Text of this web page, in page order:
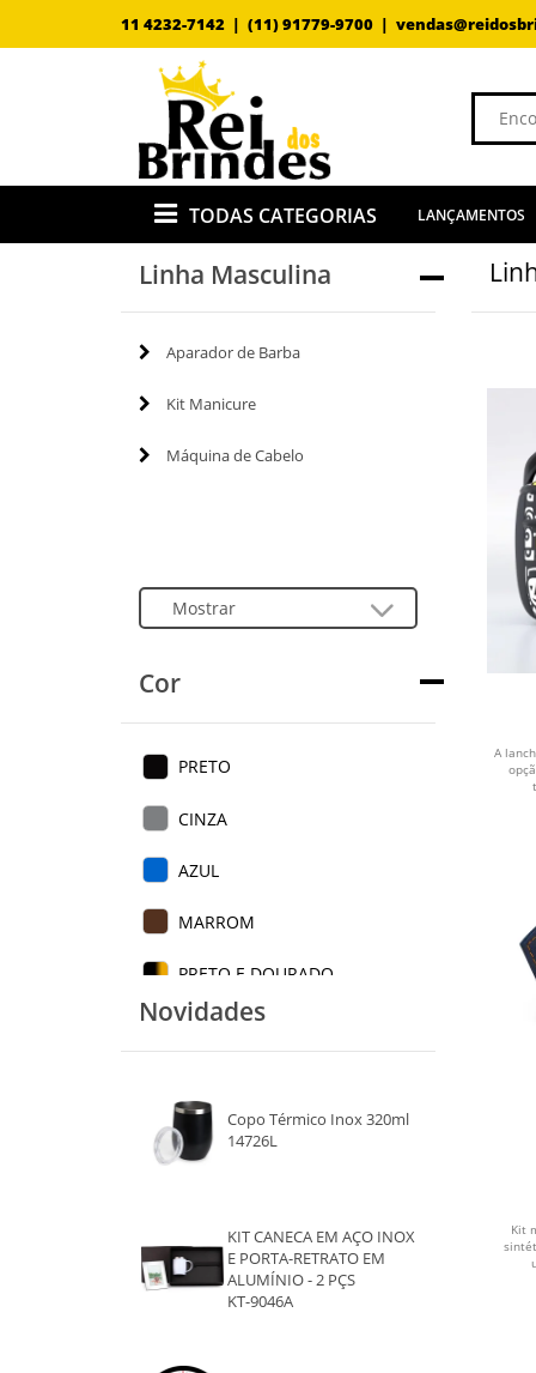
11 4232-7142 | (11) 91779-9700 |
TODAS CATEGORIAS LANÇAMENTOS
Linha Masculina
Aparador de Barba
Kit Manicure
Máquina de Cabelo
Cor
PRETO
CINZA
AZUL
MARROM
PRETO E DOURADO
ROSA
VERMELHO
CREME
CARAMELO
Novidades
Copo Térmico Inox 320ml
14726L
KIT CANECA EM AÇO INOX
E PORTA-RETRATO EM
ALUMÍNIO - 2 PÇS
KT-9046A
A
Kit